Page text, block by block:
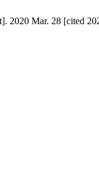
2020 Mar. 28 [cited